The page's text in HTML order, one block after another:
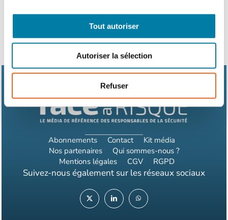
Tout autoriser
Autoriser la sélection
Refuser
Abonnements Contact
Kit média
Nos partenaires
Qui sommes-nous ?
Mentions légales
CGV RGPD
Suivez-nous également sur les réseaux sociaux